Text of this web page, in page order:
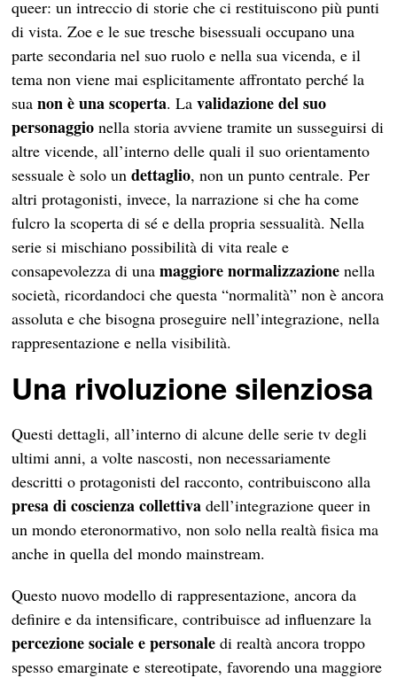
queer: un intreccio di storie che ci restituiscono più punti
di vista. Zoe e le sue tresche bisessuali occupano una
parte secondaria nel suo ruolo e nella sua vicenda, e il
tema non viene mai esplicitamente affrontato perché la
suanon è una scoperta. Lavalidazione del suo
personaggio nella storia avviene tramite un susseguirsi di
altre vicende, all’interno delle quali il suo orientamento
sessuale è solo undettaglio, non un punto centrale. Per
altri protagonisti, invece, la narrazione si che ha come
fulcro la scoperta di sé e della propria sessualità. Nella
serie si mischiano possibilità di vita reale e
consapevolezza di unamaggiore normalizzazione nella
società, ricordandoci che questa “normalità” non è ancora
assoluta e che bisogna proseguire nell’integrazione, nella
rappresentazione e nella visibilità.
Una rivoluzione silenziosa
Questi dettagli, all’interno di alcune delle serie tv degli
ultimi anni, a volte nascosti, non necessariamente
descritti o protagonisti del racconto, contribuiscono alla
presa di coscienza collettiva dell’integrazione queer in
un mondo eteronormativo, non solo nella realtà fisica ma
anche in quella del mondo mainstream.
Questo nuovo modello di rappresentazione, ancora da
definire e da intensificare, contribuisce ad influenzare la
percezione sociale e personale di realtà ancora troppo
spesso emarginate e stereotipate, favorendo una maggiore